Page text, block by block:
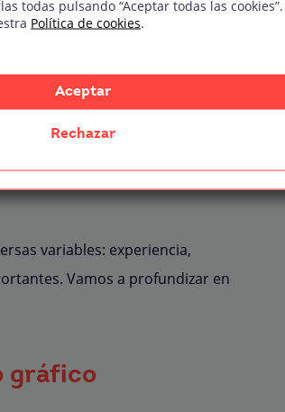
Descargar temario
tarifas de un
variables: experiencia,
Vamos a profundizar en
gráfico
todas pulsando “Aceptar todas las
Política de cookies.
Aceptar
Rechazar